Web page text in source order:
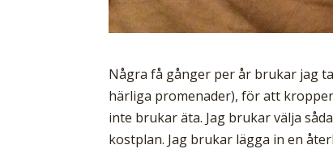
Några få gånger per år brukar jag
härliga promenader), för att
inte brukar äta. Jag brukar välja
kostplan. Jag brukar lägga in en